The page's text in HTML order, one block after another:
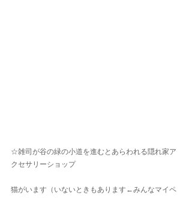
☆雑司が谷の緑の小道を進むとあらわれる隠れ家ア
クセサリーショップ
猫がいます（いないときもあります←みんなマイペ